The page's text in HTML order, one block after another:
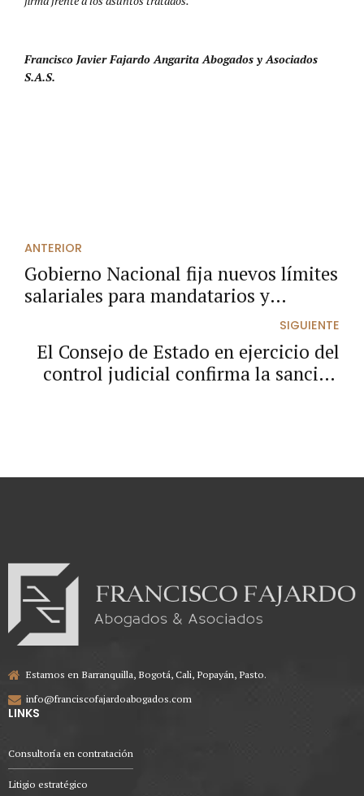
Francisco Javier Fajardo Angarita Abogados y Asociados
S.A.S.
ANTERIOR
Gobierno Nacional fija nuevos límites
salariales para mandatarios y
empleados territoriales en 2026SIGUIENTE
El Consejo de Estado en ejercicio del
control judicial confirma la sanción
Estamos en Barranquilla, Bogotá, Cali, Popayán, Pasto.
info@franciscofajardoabogados.com
LINKS
Consultoría en contratación
Litigio estratégico